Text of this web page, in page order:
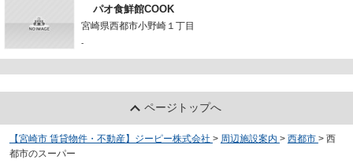
パオ食鮮館COOK
宮崎県西都市小野崎１丁目
-
ページトップへ
【宮崎市 賃貸物件・不動産】ジーピー株式会社 > 周辺施設案内 > 西都市 > 西
都市のスーパー